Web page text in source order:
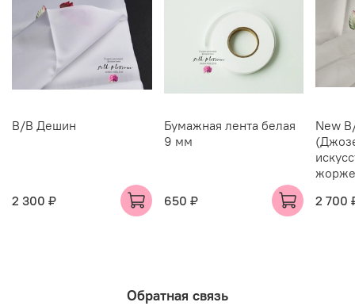
В/В Дешин
2 300 ₽
Бумажная лента белая
9 мм
650 ₽
New
2 700
Обратная связь